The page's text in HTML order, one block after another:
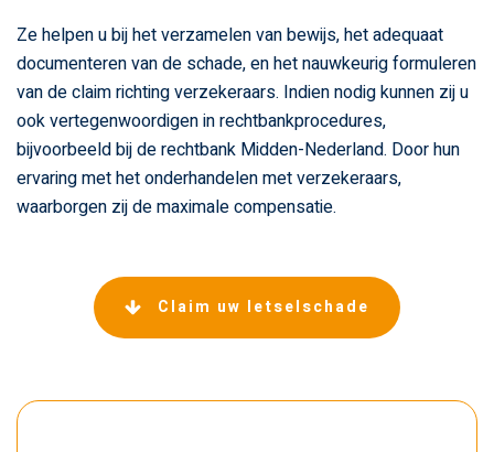
Ze helpen u bij het verzamelen van bewijs, het adequaat
documenteren van de schade, en het nauwkeurig formuleren
van de claim richting verzekeraars. Indien nodig kunnen zij u
ook vertegenwoordigen in rechtbankprocedures,
bijvoorbeeld bij de rechtbank Midden-Nederland. Door hun
ervaring met het onderhandelen met verzekeraars,
waarborgen zij de maximale compensatie.
Claim uw letselschade